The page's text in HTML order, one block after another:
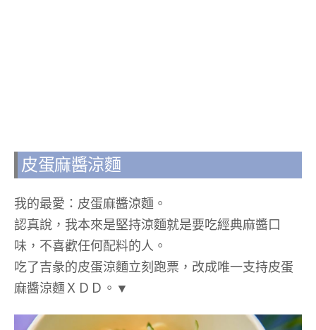
皮蛋麻醬涼麵
我的最愛：皮蛋麻醬涼麵。
認真說，我本來是堅持涼麵就是要吃經典麻醬口
味，不喜歡任何配料的人。
吃了吉彖的皮蛋涼麵立刻跑票，改成唯一支持皮蛋
麻醬涼麵ＸＤＤ。▼